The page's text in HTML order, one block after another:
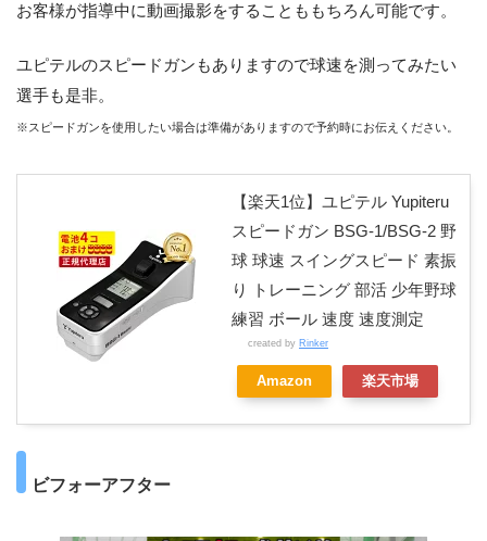
お客様が指導中に動画撮影をすることももちろん可能です。
ユピテルのスピードガンもありますので球速を測ってみたい
選手も是非。
※スピードガンを使用したい場合は準備がありますので予約時にお伝えください。
【楽天1位】ユピテル Yupiteru
スピードガン BSG-1/BSG-2 野
球 球速 スイングスピード 素振
り トレーニング 部活 少年野球
練習 ボール 速度 速度測定
created by Rinker
Amazon 楽天市場
ビフォーアフター